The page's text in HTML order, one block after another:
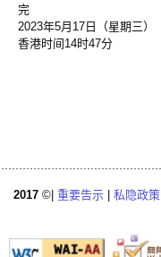
完
2023年5月17日（星期三）
香港时间14时47分
2017 ©| 重要告示 私隐政策